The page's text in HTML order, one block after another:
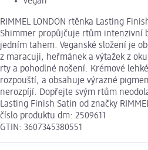
RIMMEL LONDON rtěnka Lasting
Shimmer propůjčuje rtům intenzivní
jedním tahem. Veganské složení je
z maracuji, heřmánek a výtažek z
rty a pohodlné nošení. Krémové
rozpouští, a obsahuje výrazné
nerozpíjí. Dopřejte svým rtům
Lasting Finish Satin od značky
číslo produktu dm: 2509611
GTIN: 3607345380551